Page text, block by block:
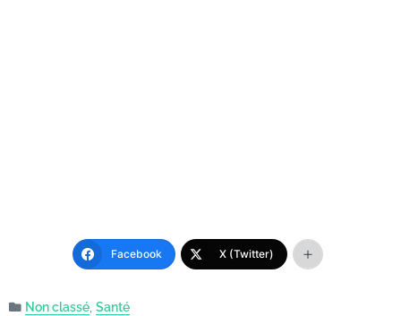
Facebook X (Twitter)
Non classé Santé